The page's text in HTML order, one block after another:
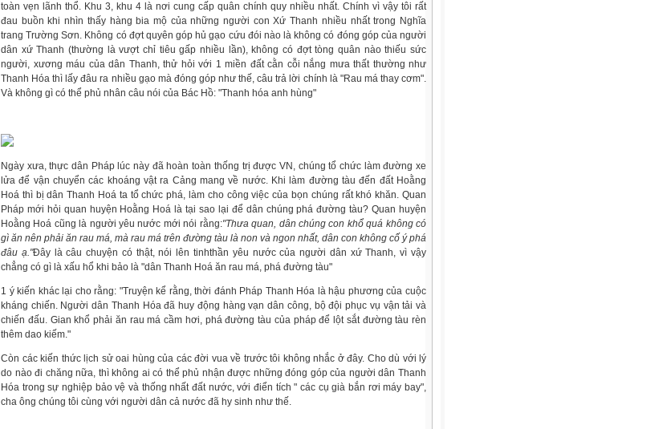
toàn vẹn lãnh thổ. Khu 3, khu 4 là nơi cung cấp quân chính quy nhiều nhất. Chính vì vậy tôi rất
đau buồn khi nhìn thấy hàng bia mộ của những người con Xứ Thanh nhiều nhất trong Nghĩa
trang Trường Sơn. Không có đợt quyên góp hủ gạo cứu đói nào là không có đóng góp của người
dân xứ Thanh (thường là vượt chỉ tiêu gấp nhiều lần), không có đợt tòng quân nào thiếu sức
người, xương máu của dân Thanh, thử hỏi với 1 miền đất cằn cỗi nắng mưa thất thường như
Thanh Hóa thì lấy đâu ra nhiều gạo mà đóng góp như thế, câu trả lời chính là "Rau má thay cơm".
Và không gì có thể phủ nhân câu nói của Bác Hồ: "Thanh hóa anh hùng"
Ngày xưa, thực dân Pháp lúc này đã hoàn toàn thống trị được VN, chúng tổ chức làm đường xe
lửa để vận chuyển các khoáng vật ra Cảng mang về nước. Khi làm đường tàu đến đất Hoằng
Hoá thì bị dân Thanh Hoá ta tổ chức phá, làm cho công việc của bọn chúng rất khó khăn. Quan
Pháp mới hỏi quan huyện Hoằng Hoá là tại sao lại để dân chúng phá đường tàu? Quan huyện
Hoằng Hoá cũng là người yêu nước mới nói rằng:"Thưa quan, dân chúng con khổ quá không có
gì ăn nên phải ăn rau má, mà rau má trên đường tàu là non và ngon nhất, dân con không cố ý phá
đâu ạ."Đây là câu chuyện có thật, nói lên tinhthần yêu nước của người dân xứ Thanh, vì vậy
chẳng có gì là xấu hổ khi bảo là "dân Thanh Hoá ăn rau má, phá đường tàu"
1 ý kiến khác lại cho rằng: "Truyện kể rằng, thời đánh Pháp Thanh Hóa là hậu phương của cuộc
kháng chiến. Người dân Thanh Hóa đã huy động hàng vạn dân công, bộ đội phục vụ vận tải và
chiến đấu. Gian khổ phải ăn rau má cầm hơi, phá đường tàu của pháp để lột sắt đường tàu rèn
thêm dao kiếm."
Còn các kiến thức lịch sử oai hùng của các đời vua về trước tôi không nhắc ở đây. Cho dù với lý
do nào đi chăng nữa, thì không ai có thể phủ nhận được những đóng góp của người dân Thanh
Hóa trong sự nghiệp bảo vệ và thống nhất đất nước, với điển tích " các cụ già bắn rơi máy bay",
cha ông chúng tôi cùng với người dân cả nước đã hy sinh như thế.